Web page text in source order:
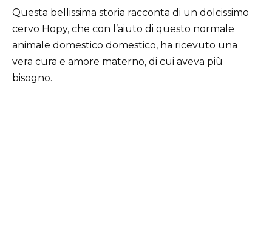
Questa bellissima storia racconta di un dolcissimo
cervo Hopy, che con l’aiuto di questo normale
animale domestico domestico, ha ricevuto una
vera cura e amore materno, di cui aveva più
bisogno.